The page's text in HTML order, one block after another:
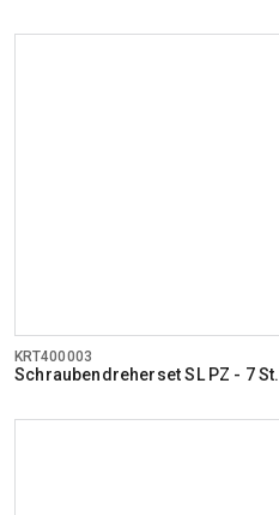
KRT400003
Schraubendreherset SL PZ - 7 St.